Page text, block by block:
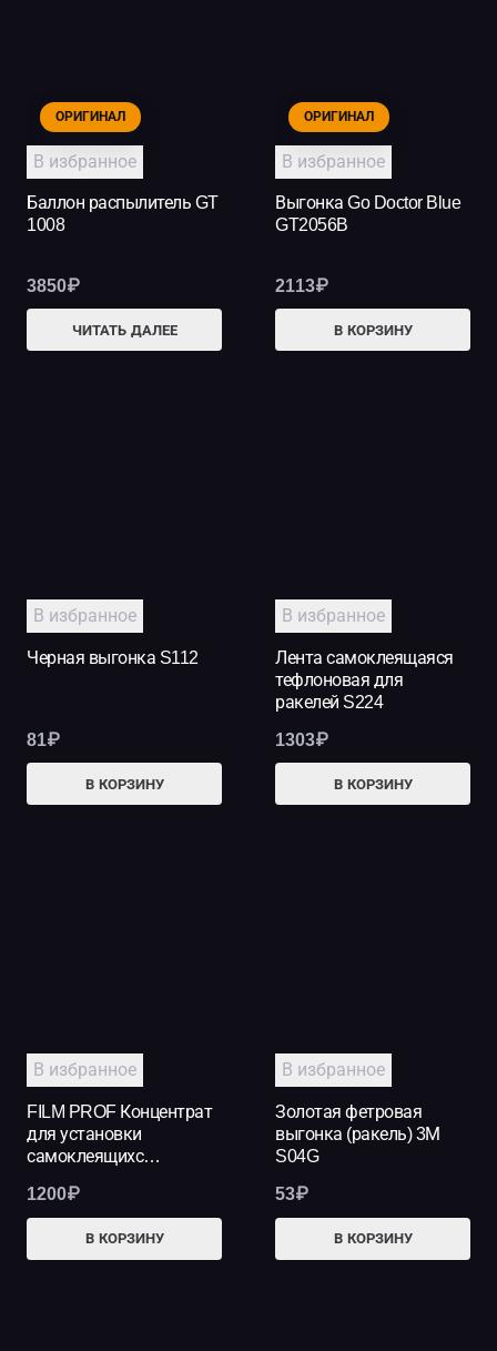
ОРИГИНАЛ
В избранное
Баллон распылитель GT
1008
3850₽
ЧИТАТЬ ДАЛЕЕ
ОРИГИНАЛ
В избранное
Выгонка Go Doctor Blue
GT2056B
2113₽
В КОРЗИНУ
В избранное
Черная выгонка S112
81₽
В КОРЗИНУ
В избранное
Лента самоклеящаяся
тефлоновая для
ракелей S224
1303₽
В КОРЗИНУ
В избранное
FILM PROF Концентрат
для установки
самоклеящихс…
1200₽
В КОРЗИНУ
В избранное
Золотая фетровая
выгонка (ракель) 3М
S04G
53₽
В КОРЗИНУ